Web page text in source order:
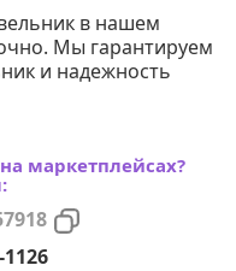
в нашем
Мы гарантируем
и надежность
маркетплейсах?
1126